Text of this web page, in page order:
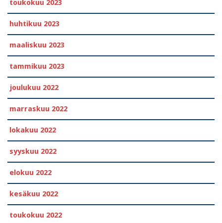
toukokuu 2023
huhtikuu 2023
maaliskuu 2023
tammikuu 2023
joulukuu 2022
marraskuu 2022
lokakuu 2022
syyskuu 2022
elokuu 2022
kesäkuu 2022
toukokuu 2022